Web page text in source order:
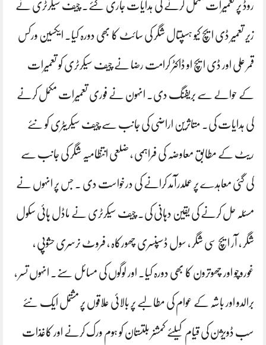
روڈ پر تعمیرات مکمل کرنے کی ہدایات جاری کئے۔ چیف سیکرٹری نے
زیر تعمیر ڈی ایچ کیو ہسپتال شگر کی سائٹ کا بھی دورہ کیا۔ ایکسین ورکس
قمر علی اور ڈی ایچ او ڈاکٹر کرامت رضا نے چیف سیکرٹری کو تعمیرات
کے حوالے سے بریفنگ دی۔ انہون نے فوری تعمیرات مکمل کرنے
کی ہدایات کی۔ متاثرین اراضی کی جانب سے چیف سیکریٹری کو نئے
ریٹ کے مطابق معاوضہ کی فراہمی ، ضلعی انتظامیہ شگر کی جانب سے
کی گئی معاہدے پر عملدرآمد کرانے کی درخواست دی ۔ جس پر انہوں نے
مسئلہ حل کرنے کی یقین دہانی کی۔ چیف سیکرٹری نے ماڈل ہائی سکول
شگر ، آر ایچ سی شگر ، سول ڈسپنسری چھورکاہ ، فروٹ نرسری حشوپی ،
غوروچو اور چھوترون کا بھی دورہ کیا۔ اور لوگوں کی مسائل سنے۔ انہوں تسر ،
برالدو اور باشہ کے عوام کی مطالبے پر بالائی علاقوں پر مشتمل ایک نئے
سب ڈویژن کی قیام کیلئے کمشنر بلتستان کو ہوم ورک کرنے اور کاغذات